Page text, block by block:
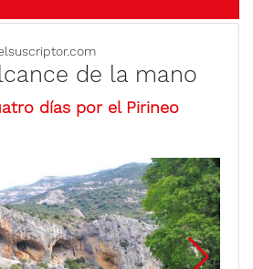
de la mano
días por el Pirineo